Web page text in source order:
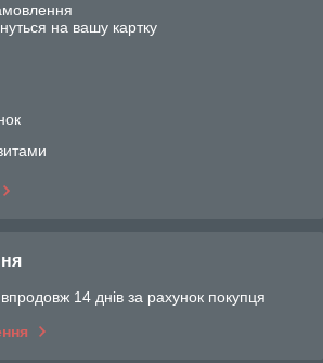
на вашу картку
14 днів за рахунок покупця